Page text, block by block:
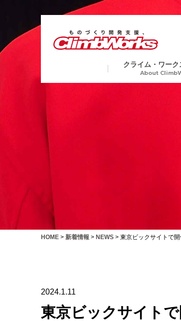
クライム・ワー
About
切削加工から
ア加工や電子
複数工程を要
HOME > 新着情報 > NEWS > 東京ビックサイトで
2024.1.11
東京ビックサイト